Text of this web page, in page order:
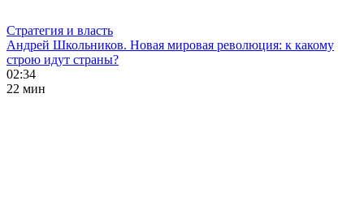
Стратегия и власть
Андрей Школьников. Новая мировая революция: к какому
строю идут страны?
02:34
22 мин